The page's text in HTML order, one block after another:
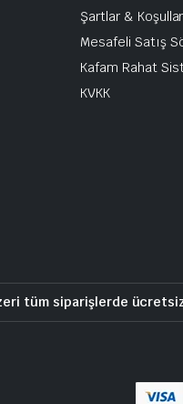
Şartlar & Koşullar
Mesafeli Satış
Kafam Rahat
KVKK
tüm siparişlerde